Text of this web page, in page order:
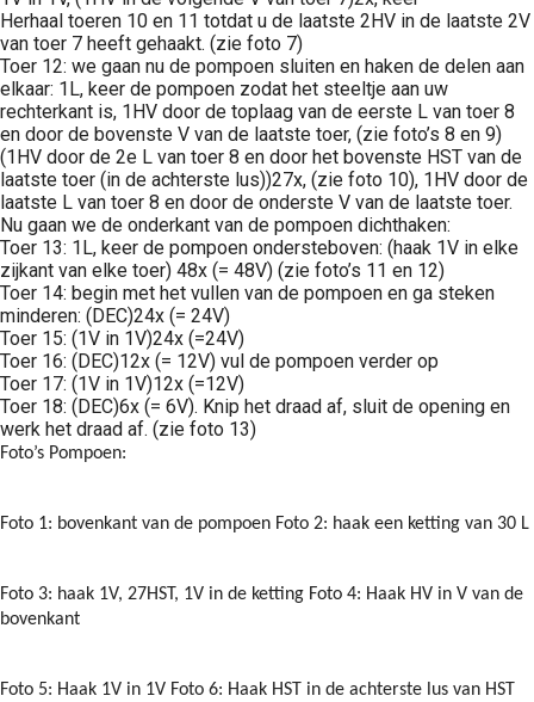
Herhaal toeren 10 en 11 totdat u de laatste 2HV in de laatste 2V
van toer 7 heeft gehaakt. (zie foto 7)
Toer 12: we gaan nu de pompoen sluiten en haken de delen aan
elkaar: 1L, keer de pompoen zodat het steeltje aan uw
rechterkant is, 1HV door de toplaag van de eerste L van toer 8
en door de bovenste V van de laatste toer, (zie foto’s 8 en 9)
(1HV door de 2e L van toer 8 en door het bovenste HST van de
laatste toer (in de achterste lus))27x, (zie foto 10), 1HV door de
laatste L van toer 8 en door de onderste V van de laatste toer.
Nu gaan we de onderkant van de pompoen dichthaken:
Toer 13: 1L, keer de pompoen ondersteboven: (haak 1V in elke
zijkant van elke toer) 48x (= 48V) (zie foto’s 11 en 12)
Toer 14: begin met het vullen van de pompoen en ga steken
minderen: (DEC)24x (= 24V)
Toer 15: (1V in 1V)24x (=24V)
Toer 16: (DEC)12x (= 12V) vul de pompoen verder op
Toer 17: (1V in 1V)12x (=12V)
Toer 18: (DEC)6x (= 6V). Knip het draad af, sluit de opening en
werk het draad af. (zie foto 13)
Foto’s Pompoen:
Foto 1: bovenkant van de pompoen Foto 2: haak een ketting van 30 L
Foto 3: haak 1V, 27HST, 1V in de ketting Foto 4: Haak HV in V van de
bovenkant
Foto 5: Haak 1V in 1V Foto 6: Haak HST in de achterste lus van HST